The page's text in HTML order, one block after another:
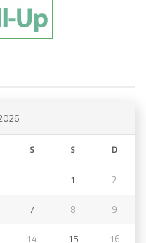
S S D
1 2
7 8 9
14 15 16